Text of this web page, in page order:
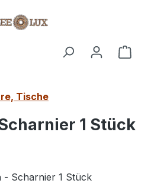
Tische
1 Stück